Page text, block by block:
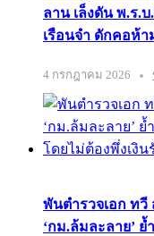
ลาน เล็งดัน พ.ร.
เรือนจำ ดักคอห้
4 กรกฎาคม 2026
พันตำรวจเอก ทวี
‘กม.ล้มละลาย’